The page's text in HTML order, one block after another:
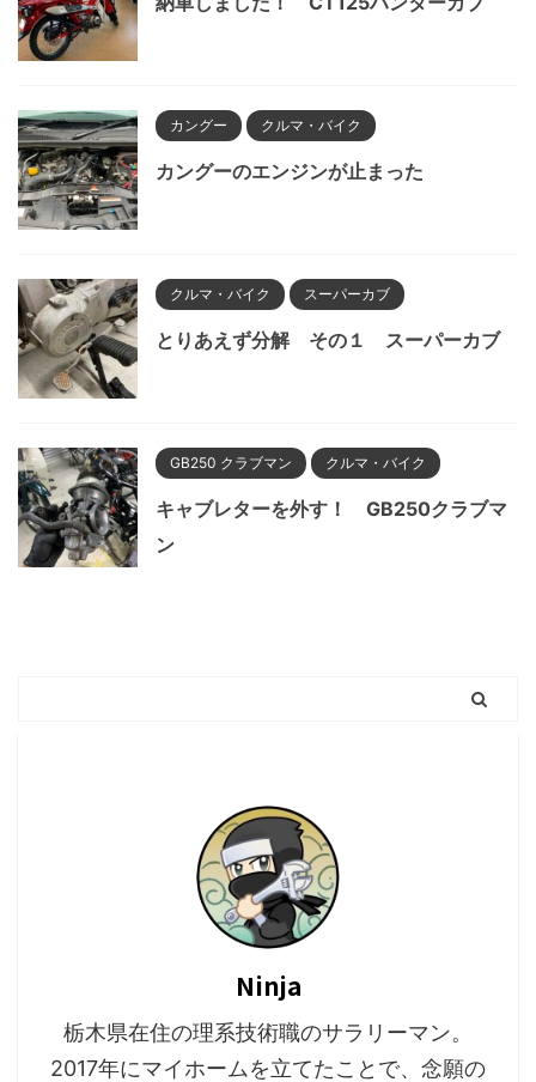
カングー クルマ・バイク
カングーのエンジンが止まった
クルマ・バイク スーパーカブ
とりあえず分解 その１ スーパーカブ
GB250 クラブマン クルマ・バイク
キャブレターを外す！ GB250クラブマ
ン
Ninja
栃木県在住の理系技術職のサラリーマン。
2017年にマイホームを立てたことで、念願の